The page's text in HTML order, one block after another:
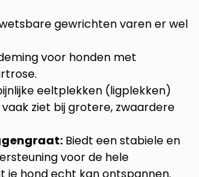
gewrichten varen er wel
voor honden met
eeltplekken (ligplekken)
ziet bij grotere, zwaardere
Biedt een stabiele en
voor de hele